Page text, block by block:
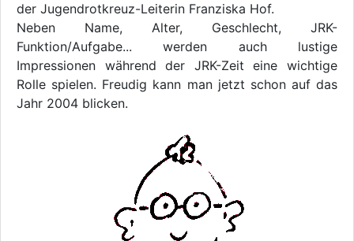
der Jugendrotkreuz-Leiterin Franziska Hof.
Neben Name, Alter, Geschlecht, JRK-
Funktion/Aufgabe... werden auch lustige
Impressionen während der JRK-Zeit eine wichtige
Rolle spielen. Freudig kann man jetzt schon auf das
Jahr 2004 blicken.